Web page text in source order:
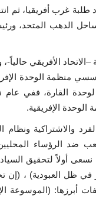
طلبة غرب أفريقيا، ثم
الدهب المتحد،
منظمة الوحدة
الإفريقية.
والاشتراكية
ضد الرؤساء
نسعى أولاً لتحقيق
ظل العبودية) ، (إن
أبرزها: (الموسوعة